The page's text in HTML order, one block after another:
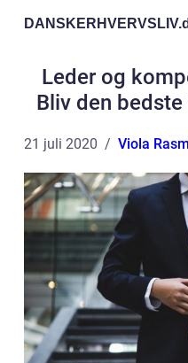
DANSKERHVERVSLIV.
Leder og
Bliv den
21 juli 2020 Viola